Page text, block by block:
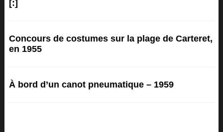
[:]
Concours de costumes sur la plage de Carteret,
en 1955
À bord d’un canot pneumatique – 1959